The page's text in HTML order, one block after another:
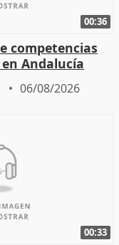
00:36
competencias
Andalucía
06/08/2026
00:33